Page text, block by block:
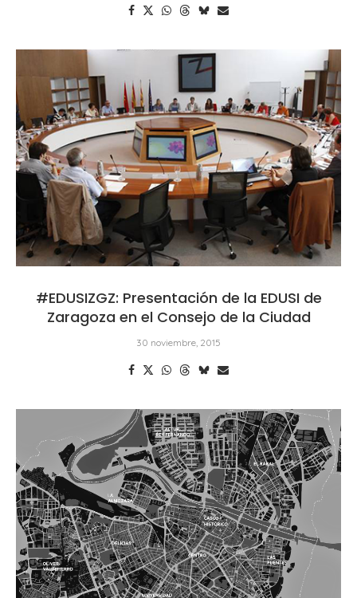
#EDUSIZGZ: Presentación de la EDUSI de
Zaragoza en el Consejo de la Ciudad
30 noviembre, 2015